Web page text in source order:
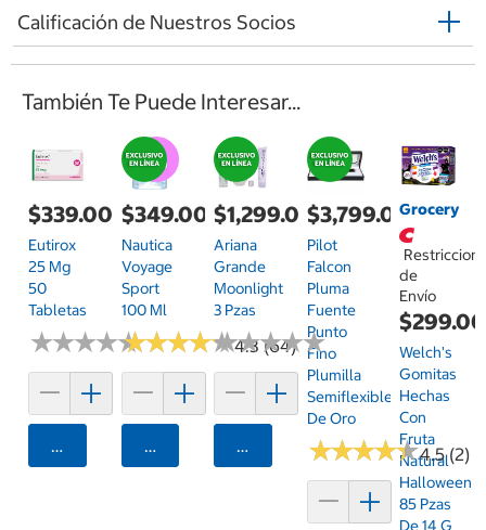
Calificación de Nuestros Socios
También Te Puede Interesar...
$339.00
Eutirox
25 Mg
50
Tabletas
★★★★★
★★★★★
Agregar
$349.00
Nautica
Voyage
Sport
100 Ml
★★★★★
★★★★★4.3 (64)
Agregar
$1,299.00
Ariana
Grande
Moonlight
3 Pzas
★★★★★
★★★★★
Agregar
$3,799.00
Pilot
Falcon
Pluma
Fuente
Punto
Fino
Plumilla
Semiflexible
De Oro
★★★★★
★★★★★4.5 (2)
Grocery
de
Envío
$299.00
Welch's
Gomitas
Hechas
Con
Fruta
Natural
Halloween
85 Pzas
De 14 G